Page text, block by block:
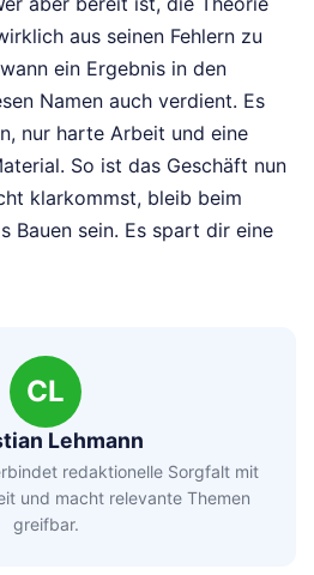
aus seinen Fehlern zu
ein Ergebnis in den
Namen auch verdient. Es
nur harte Arbeit und eine
So ist das Geschäft nun
klarkommst, bleib beim
Bauen sein. Es spart dir eine
CL
Lehmann
redaktionelle Sorgfalt mit
und macht relevante Themen
greifbar.